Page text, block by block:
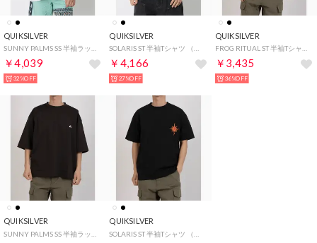
QUIKSILVER
￥4,039
32%OFF
QUIKSILVER
￥4,166
27%OFF
QUIKSILVER
￥3,435
36%OFF
QUIKSILVER QUIKSILVER